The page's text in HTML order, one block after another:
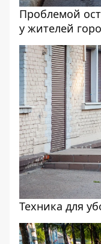
Проблемой
у жителей
Техника для